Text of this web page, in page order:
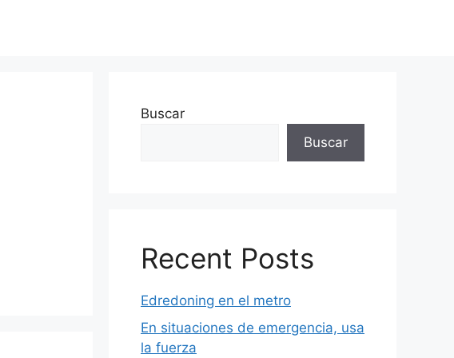
Buscar
Buscar
Recent Posts
Edredoning en el metro
En situaciones de emergencia, usa
la fuerza